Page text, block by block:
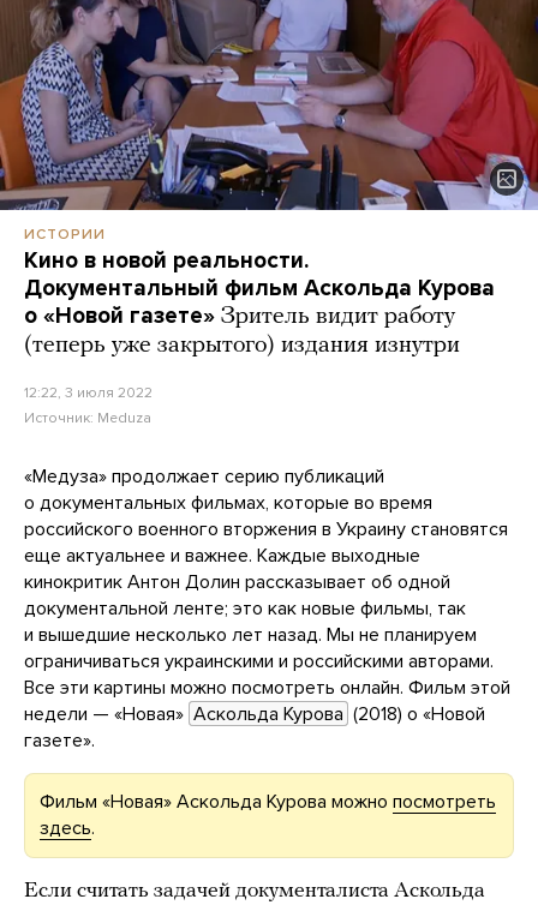
ИСТОРИИ
Кино в новой реальности.
Документальный фильм Аскольда Курова
о «Новой газете» Зритель видит работу
(теперь уже закрытого) издания изнутри
12:22, 3 июля 2022
Источник: Meduza
«Медуза» продолжает серию публикаций
о документальных фильмах, которые во время
российского военного вторжения в Украину становятся
еще актуальнее и важнее. Каждые выходные
кинокритик Антон Долин рассказывает об одной
документальной ленте; это как новые фильмы, так
и вышедшие несколько лет назад. Мы не планируем
ограничиваться украинскими и российскими авторами.
Все эти картины можно посмотреть онлайн. Фильм этой
недели — «Новая» Аскольда Курова (2018) о «Новой
газете».
Фильм «Новая» Аскольда Курова можно посмотреть
здесь.
Если считать задачей документалиста Аскольда